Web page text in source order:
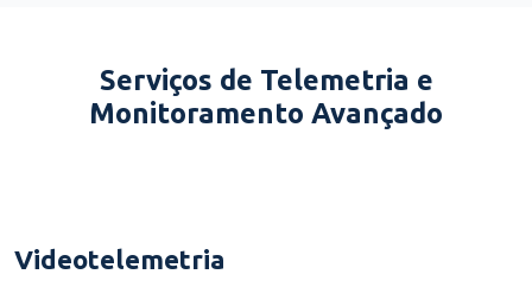
Serviços de Telemetria e
Monitoramento Avançado
Videotelemetria